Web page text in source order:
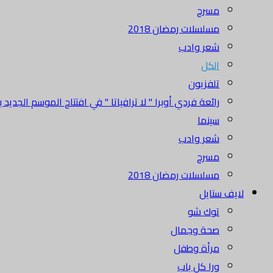
مسرح
مسلسلات رمضان 2018
شعر وادب
الكل
تلفزيون
رائعة فردي أوبرا " لا ترافياتا " في افتتاح الموسم الجديد
سينما
شعر وادب
مسرح
مسلسلات رمضان 2018
لايف ستايل
توك شو
صحة وجمال
مرأة وطفل
ورا كل باب